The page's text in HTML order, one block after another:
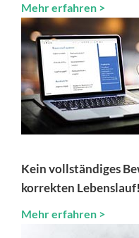
Mehr erfahren >
Kein vollständiges
korrekten Lebenslauf!
Mehr erfahren >